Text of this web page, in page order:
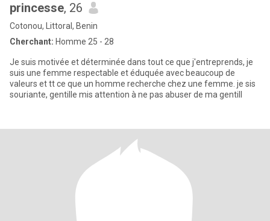
princesse, 26
Cotonou, Littoral, Benin
Cherchant: Homme 25 - 28
Je suis motivée et déterminée dans tout ce que j'entreprends, je
suis une femme respectable et éduquée avec beaucoup de
valeurs et tt ce que un homme recherche chez une femme. je sis
souriante, gentille mis attention à ne pas abuser de ma gentill